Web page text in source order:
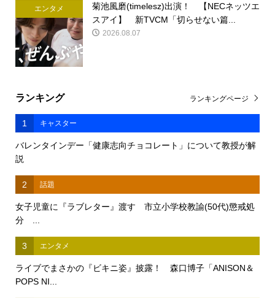
エンタメ
菊池風磨(timelesz)出演！ 【NECネッツエ
スアイ】 新TVCM「切らせない篇...
2026.08.07
ランキング
1 キャスター
バレンタインデー「健康志向チョコレート」について教授が解
説
2 話題
女子児童に『ラブレター』渡す 市立小学校教諭(50代)懲戒処
分 ...
3 エンタメ
ライブでまさかの『ビキニ姿』披露！ 森口博子「ANISON＆
POPS NI...
ランキングページ